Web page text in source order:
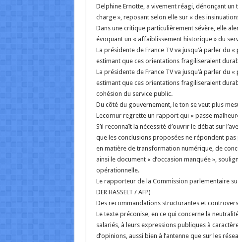
Delphine Ernotte, a vivement réagi, dénonçant
charge », reposant selon elle sur « des
Dans une critique particulièrement sévère, elle
évoquant un « affaiblissement historique » du
La présidente de France TV va jusqu’à parler du
estimant que ces orientations fragiliseraient
La présidente de France TV va jusqu’à parler du
estimant que ces orientations fragiliseraient
cohésion du service public.
Du côté du gouvernement, le ton se veut plus
Lecornur regrette un rapport qui « passe
S’il reconnaît la nécessité d’ouvrir le débat sur
que les conclusions proposées ne répondent
en matière de transformation numérique, de
ainsi le document « d’occasion manquée »,
opérationnelle.
Le rapporteur de la Commission parlementaire
DER HASSELT / AFP)
Des recommandations structurantes et
Le texte préconise, en ce qui concerne la
salariés, à leurs expressions publiques à
d’opinions, aussi bien à l’antenne que sur les